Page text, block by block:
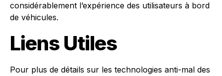
considérablement l’expérience des utilisateurs à bord
de véhicules.
Liens Utiles
Pour plus de détails sur les technologies anti-mal des